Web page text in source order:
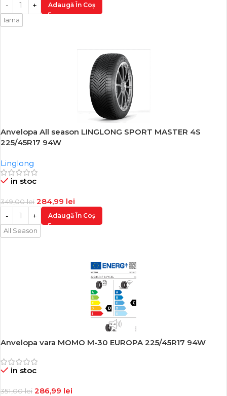
Adaugă În Coș
Iarna
-18%
Anvelopa All season LINGLONG SPORT MASTER 4S
225/45R17 94W
Linglong
in stoc
349,00lei 284,99 lei
Adaugă În Coș
All Season
-18%
Anvelopa vara MOMO M-30 EUROPA 225/45R17 94W
in stoc
351,00lei 286,99 lei